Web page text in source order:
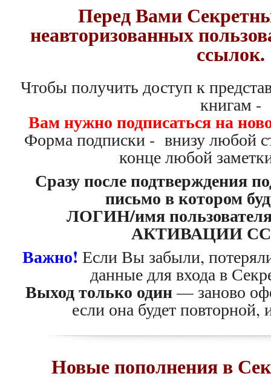
Перед Вами
неавторизованных
ссылок.
Чтобы получить доступ к
книгам -
Вам нужно подписаться на
Форма подписки - внизу любой
конце любой
Сразу после подтверждения
письмо в котором
ЛОГИН/имя
АКТИВАЦИИ
Важно! Если Вы забыли,
данные для входа в
Выход только один— заново
если она будет повторной,
Новые пополнения в